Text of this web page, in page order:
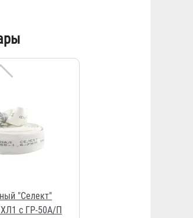
c ГР-50А/П
"Премиум"
с ГР-38/50